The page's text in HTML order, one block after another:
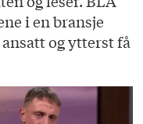
i en bransje
og ytterst få